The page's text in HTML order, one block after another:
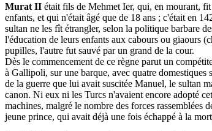
Murat II était fils de Mehmet Ier, qui, en mourant,
enfants, et qui n'était âgé que de 18 ans ; c'était en
sultan ne les fît étrangler, selon la politique barbare
l'éducation de leurs enfants aux cabours ou giaours
pupilles, l'autre fut sauvé par un grand de la cour.
Dès le commencement de ce règne parut un
à Gallipoli, sur une barque, avec quatre
de la guerre que lui avait suscitée Manuel, le sultan
canon. Ni eux ni les Turcs n'avaient encore adopté
machines, malgré le nombre des forces
jeune prince, qui avait déjà une fois échappé à la